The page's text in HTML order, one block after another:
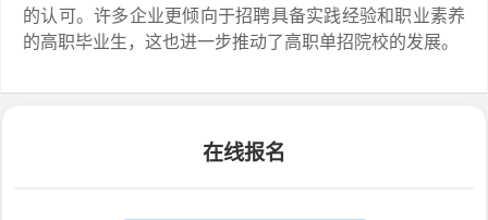
的认可。许多企业更倾向于招聘具备实践经验和职业素养
的高职毕业生，这也进一步推动了高职单招院校的发展。
在线报名